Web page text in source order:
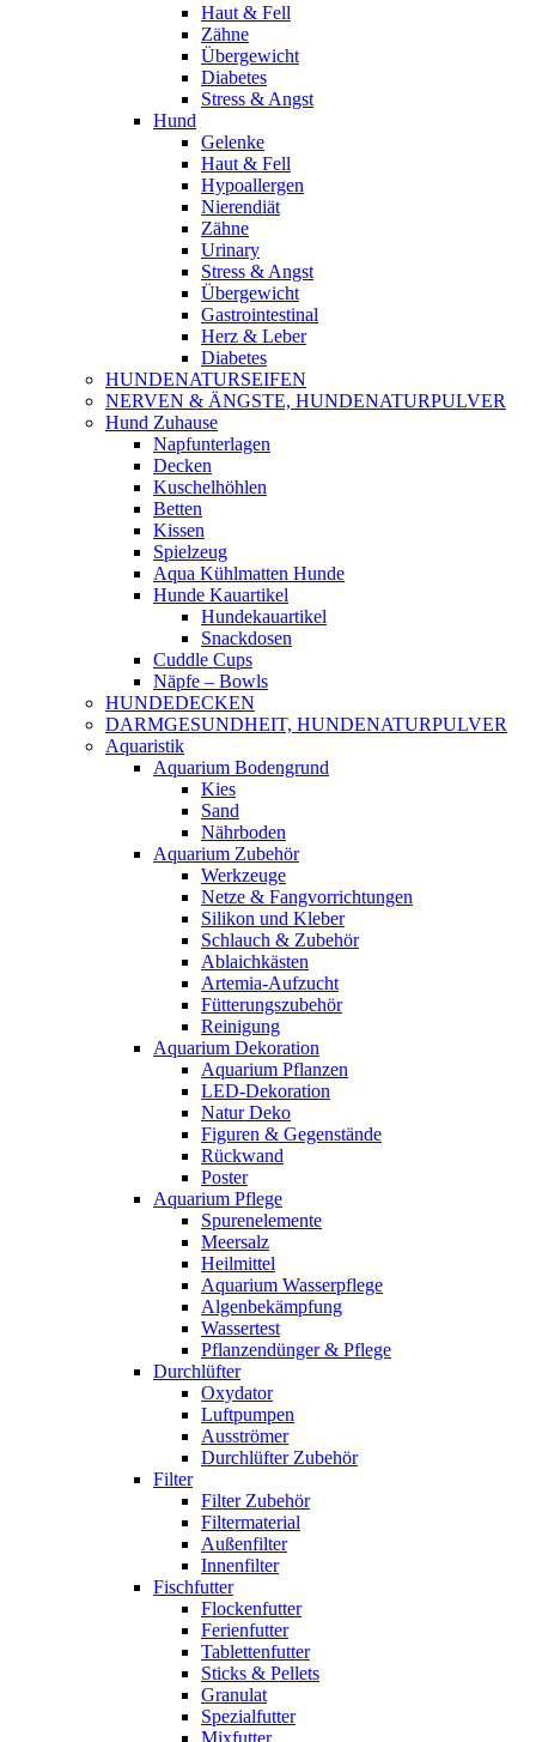
Haut & Fell
Zähne
Übergewicht
Diabetes
Stress & Angst
Hund
Gelenke
Haut & Fell
Hypoallergen
Nierendiät
Zähne
Urinary
Stress & Angst
Übergewicht
Gastrointestinal
Herz & Leber
Diabetes
HUNDENATURSEIFEN
NERVEN & ÄNGSTE, HUNDENATURPULVER
Hund Zuhause
Napfunterlagen
Decken
Kuschelhöhlen
Betten
Kissen
Spielzeug
Aqua Kühlmatten Hunde
Hunde Kauartikel
Hundekauartikel
Snackdosen
Cuddle Cups
Näpfe – Bowls
HUNDEDECKEN
DARMGESUNDHEIT, HUNDENATURPULVER
Aquaristik
Aquarium Bodengrund
Kies
Sand
Nährboden
Aquarium Zubehör
Werkzeuge
Netze & Fangvorrichtungen
Silikon und Kleber
Schlauch & Zubehör
Ablaichkästen
Artemia-Aufzucht
Fütterungszubehör
Reinigung
Aquarium Dekoration
Aquarium Pflanzen
LED-Dekoration
Natur Deko
Figuren & Gegenstände
Rückwand
Poster
Aquarium Pflege
Spurenelemente
Meersalz
Heilmittel
Aquarium Wasserpflege
Algenbekämpfung
Wassertest
Pflanzendünger & Pflege
Durchlüfter
Oxydator
Luftpumpen
Ausströmer
Durchlüfter Zubehör
Filter
Filter Zubehör
Filtermaterial
Außenfilter
Innenfilter
Fischfutter
Flockenfutter
Ferienfutter
Tablettenfutter
Sticks & Pellets
Granulat
Spezialfutter
Mixfutter